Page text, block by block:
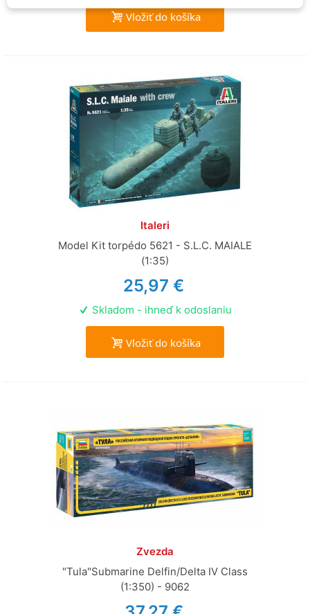
Vložiť do košíka
Italeri
Model Kit torpédo 5621 - S.L.C. MAIALE
(1:35)
25,97 €
Skladom - ihneď k odoslaniu
Vložiť do košíka
Zvezda
"Tula"Submarine Delfin/Delta IV Class
(1:350) - 9062